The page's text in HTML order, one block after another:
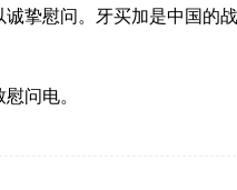
挚慰问。牙买加是中国的
问电。